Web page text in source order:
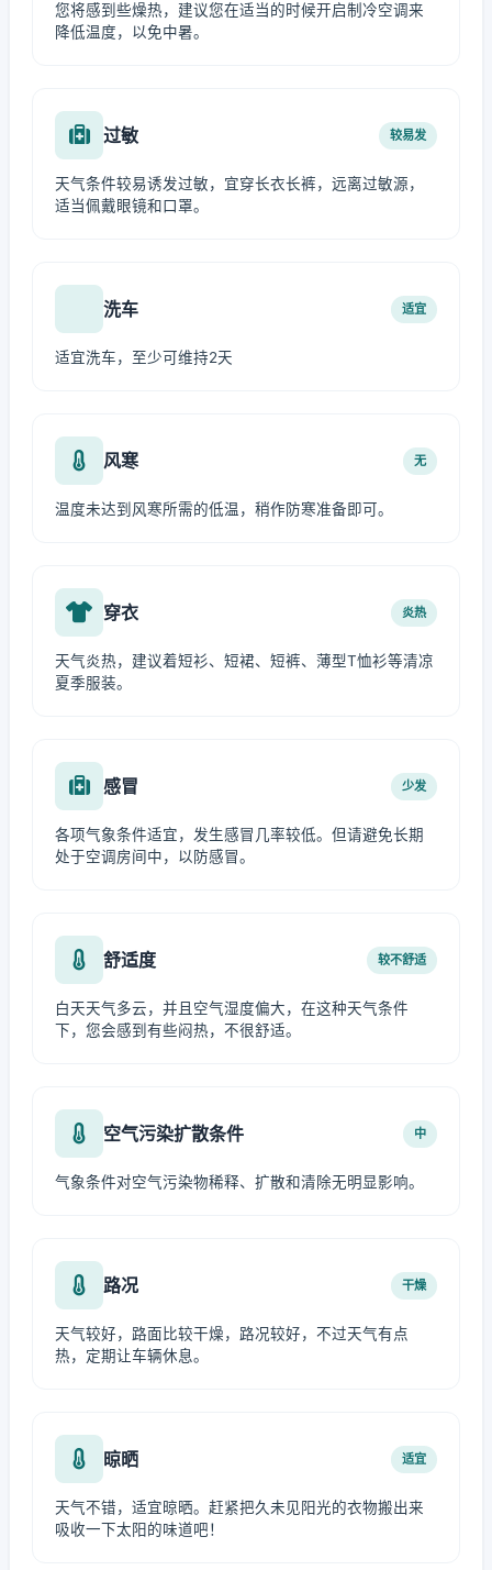
您将感到些燥热，建议您在适当的时候开启制冷空调来
降低温度，以免中暑。
过敏 较易发
天气条件较易诱发过敏，宜穿长衣长裤，远离过敏源，
适当佩戴眼镜和口罩。
洗车 适宜
适宜洗车，至少可维持2天
风寒 无
温度未达到风寒所需的低温，稍作防寒准备即可。
穿衣 炎热
天气炎热，建议着短衫、短裙、短裤、薄型T恤衫等清凉
夏季服装。
感冒 少发
各项气象条件适宜，发生感冒几率较低。但请避免长期
处于空调房间中，以防感冒。
舒适度 较不舒适
白天天气多云，并且空气湿度偏大，在这种天气条件
下，您会感到有些闷热，不很舒适。
空气污染扩散条件 中
气象条件对空气污染物稀释、扩散和清除无明显影响。
路况 干燥
天气较好，路面比较干燥，路况较好，不过天气有点
热，定期让车辆休息。
晾晒 适宜
天气不错，适宜晾晒。赶紧把久未见阳光的衣物搬出来
吸收一下太阳的味道吧！